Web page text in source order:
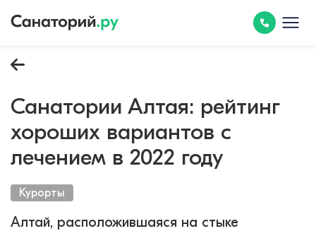
Санатории Алтая: рейтинг
хороших вариантов с
лечением в 2022 году
Курорты
Алтай, расположившаяся на стыке